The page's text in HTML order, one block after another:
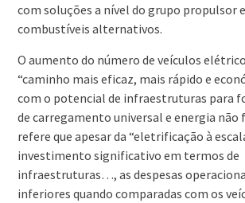
com soluções a nível do grupo propulsor
combustíveis alternativos.
O aumento do número de veículos
“caminho mais eficaz, mais rápido e
com o potencial de infraestruturas para
de carregamento universal e energia não
refere que apesar da “eletrificação à
investimento significativo em termos de
infraestruturas…, as despesas
inferiores quando comparadas com os